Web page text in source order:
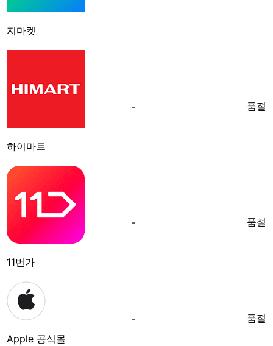
지마켓
하이마트
- 품절
11번가
- 품절
Apple 공식몰
- 품절